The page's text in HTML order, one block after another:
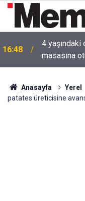
16:48
4 yaşındaki
masasına
Anasayfa Yerel
patates üreticisine